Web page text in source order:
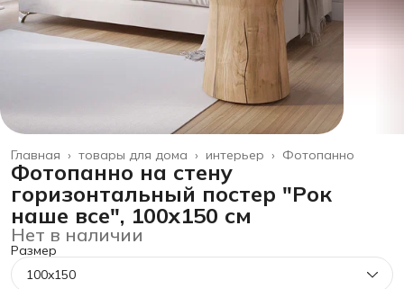
Фотопанно
интерьер ›
товары для дома ›
Главная ›
Фотопанно на стену
горизонтальный постер "Рок
наше все", 100x150 см
Нет в наличии
Размер
100x150